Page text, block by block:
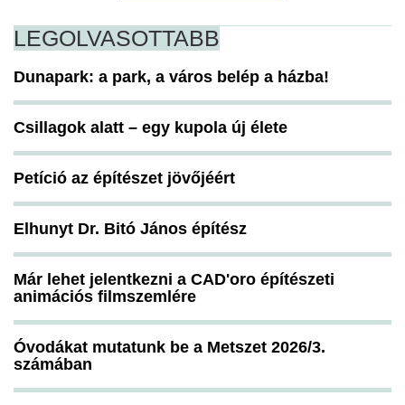
LEGOLVASOTTABB
Dunapark: a park, a város belép a házba!
Csillagok alatt – egy kupola új élete
Petíció az építészet jövőjéért
Elhunyt Dr. Bitó János építész
Már lehet jelentkezni a CAD'oro építészeti
animációs filmszemlére
Óvodákat mutatunk be a Metszet 2026/3.
számában